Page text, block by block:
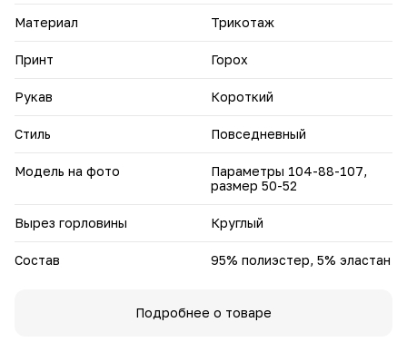
Материал Трикотаж
Принт Горох
Рукав Короткий
Стиль Повседневный
Модель на фото
Параметры 104-88-107,
размер 50-52
Вырез горловины Круглый
Состав 95% полиэстер, 5% эластан
Подробнее о товаре